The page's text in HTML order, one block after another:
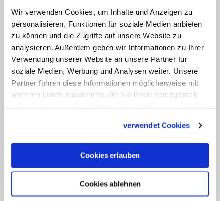
Wir verwenden Cookies, um Inhalte und Anzeigen zu
personalisieren, Funktionen für soziale Medien anbieten
zu können und die Zugriffe auf unsere Website zu
analysieren. Außerdem geben wir Informationen zu Ihrer
Verwendung unserer Website an unsere Partner für
soziale Medien, Werbung und Analysen weiter. Unsere
Partner führen diese Informationen möglicherweise mit
weiteren Daten zusammen, die Sie ihnen bereitgestellt
verwendet Cookies
Cookies erlauben
Cookies ablehnen
Menschen verbunden weiß, ist ein
hohes Gut. Diese vom Rechtsstaat
geachtete Selbstbestimmung muss
selbstverständlich auch im Sterben
gelten. Dadurch wird jedoch der
assistierte Suizid nicht zu einer
dass es Situationen im Leben geben
kann, in denen Menschen
Suizidwünsche entwickeln oder sich
gar zu suizidalen Handlungen